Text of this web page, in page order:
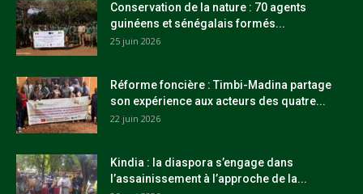
Conservation de la nature : 70 agents
guinéens et sénégalais formés...
25 juin 2026
Réforme foncière : Timbi-Madina partage
son expérience aux acteurs des quatre...
22 juin 2026
Kindia : la diaspora s’engage dans
l’assainissement à l’approche de la...